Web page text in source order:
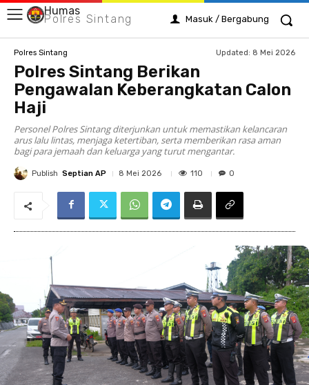
Humas
Polres Sintang Masuk / Bergabung
Polres Sintang Updated: 8 Mei 2026
Polres Sintang Berikan
Pengawalan Keberangkatan Calon
Haji
Personel Polres Sintang diterjunkan untuk memastikan kelancaran
arus lalu lintas, menjaga ketertiban, serta memberikan rasa aman
bagi para jemaah dan keluarga yang turut mengantar.
Publish Septian AP 8 Mei 2026 110 0